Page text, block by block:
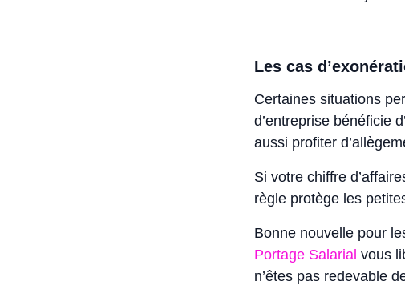
Les cas
Certaines situations
d’entreprise bénéficie
aussi profiter
Si votre chiffre
règle protège les
Bonne nouvelle pour
Portage Salarial vous
n’êtes pas redevable